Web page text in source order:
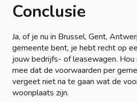
Conclusie
Ja, of je nu in Brussel, Gent,
gemeente bent, je hebt recht op
jouw bedrijfs- of leasewagen. Hou
mee dat de voorwaarden per
vergeet niet na te gaan wat de
woonplaats zijn.